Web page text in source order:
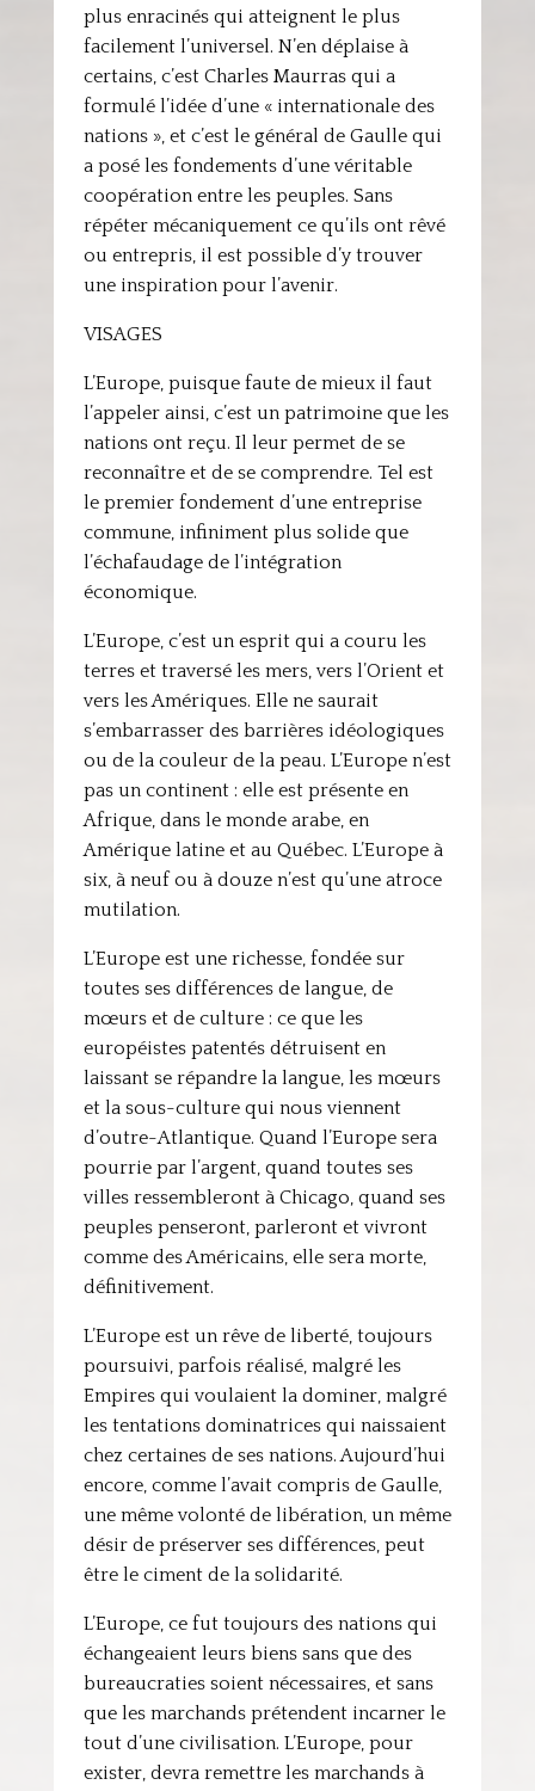
plus enracinés qui atteignent le plus
facilement l’universel. N’en déplaise à
certains, c’est Charles Maurras qui a
formulé l’idée d’une « internationale des
nations », et c’est le général de Gaulle qui
a posé les fondements d’une véritable
coopération entre les peuples. Sans
répéter mécaniquement ce qu’ils ont rêvé
ou entrepris, il est possible d’y trouver
une inspiration pour l’avenir.
VISAGES
L’Europe, puisque faute de mieux il faut
l’appeler ainsi, c’est un patrimoine que les
nations ont reçu. Il leur permet de se
reconnaître et de se comprendre. Tel est
le premier fondement d’une entreprise
commune, infiniment plus solide que
l’échafaudage de l’intégration
économique.
L’Europe, c’est un esprit qui a couru les
terres et traversé les mers, vers l’Orient et
vers les Amériques. Elle ne saurait
s’embarrasser des barrières idéologiques
ou de la couleur de la peau. L’Europe n’est
pas un continent : elle est présente en
Afrique, dans le monde arabe, en
Amérique latine et au Québec. L’Europe à
six, à neuf ou à douze n’est qu’une atroce
mutilation.
L’Europe est une richesse, fondée sur
toutes ses différences de langue, de
mœurs et de culture : ce que les
européistes patentés détruisent en
laissant se répandre la langue, les mœurs
et la sous-culture qui nous viennent
d’outre-Atlantique. Quand l’Europe sera
pourrie par l’argent, quand toutes ses
villes ressembleront à Chicago, quand ses
peuples penseront, parleront et vivront
comme des Américains, elle sera morte,
définitivement.
L’Europe est un rêve de liberté, toujours
poursuivi, parfois réalisé, malgré les
Empires qui voulaient la dominer, malgré
les tentations dominatrices qui naissaient
chez certaines de ses nations. Aujourd’hui
encore, comme l’avait compris de Gaulle,
une même volonté de libération, un même
désir de préserver ses différences, peut
être le ciment de la solidarité.
L’Europe, ce fut toujours des nations qui
échangeaient leurs biens sans que des
bureaucraties soient nécessaires, et sans
que les marchands prétendent incarner le
tout d’une civilisation. L’Europe, pour
exister, devra remettre les marchands à